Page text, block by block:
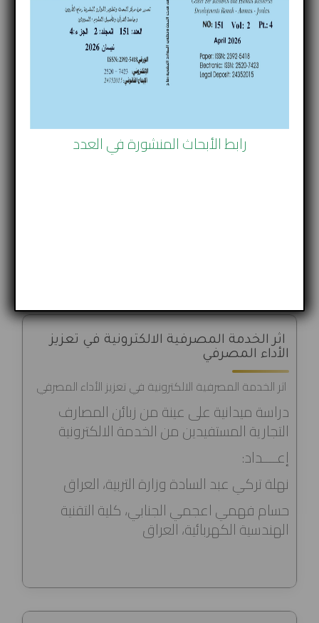
أ.مشارك.د -عضو هيئة تعليمة كلية الآداب
في القانون الأردني
شكلية الحكم القضائي وآلية إصداره إلكترونياً
اثر الخدمة المصرفية الالكترونية في تعزيز
الأداء المصرفي
اثر الخدمة المصرفية الالكترونية في تعزيز الأداء المصرفي
دراسة ميدانية على عينة من زبائن المصارف
التجارية المستفيدين من الخدمة الالكترونية
إعــــداد:
نهلة تركي عبد السادة وزارة التربية، العراق
حسام فهمي اعجمي الجنابي، كلية التقنية
الهندسية الكهربائية، العراق
رابط الأبحاث المنشورة في العدد